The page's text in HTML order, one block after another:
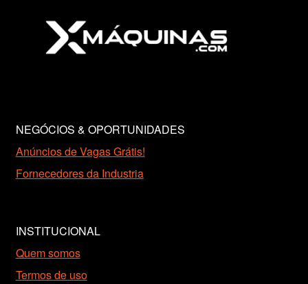
NEGÓCIOS & OPORTUNIDADES
Anúncios de Vagas Grátis!
Fornecedores da Industria
INSTITUCIONAL
Quem somos
Termos de uso